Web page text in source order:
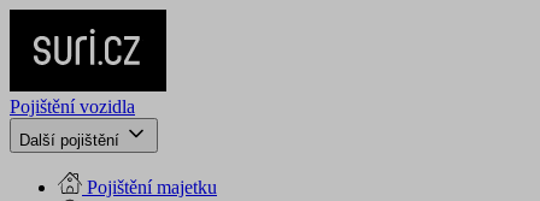
Pojištění vozidla
Další pojištění
Pojištění majetku